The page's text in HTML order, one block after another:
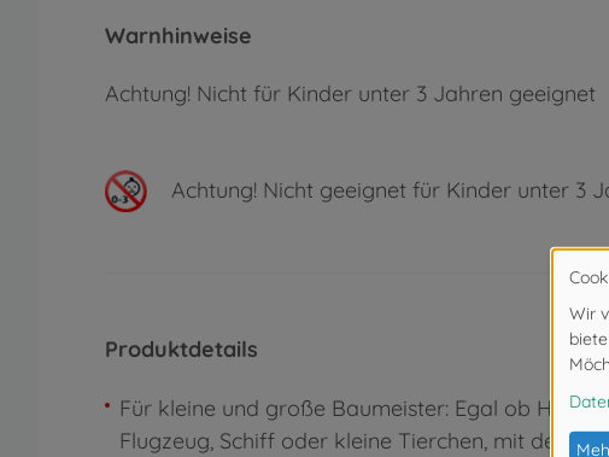
Warnhinweise
Achtung! Nicht für Kinder unter 3 Jahren geeignet
Achtung! Nicht geeignet für Kinder unter 3
Produktdetails
Für kleine und große Baumeister: Egal ob Haus,
Flugzeug, Schiff oder kleine Tierchen, mit den